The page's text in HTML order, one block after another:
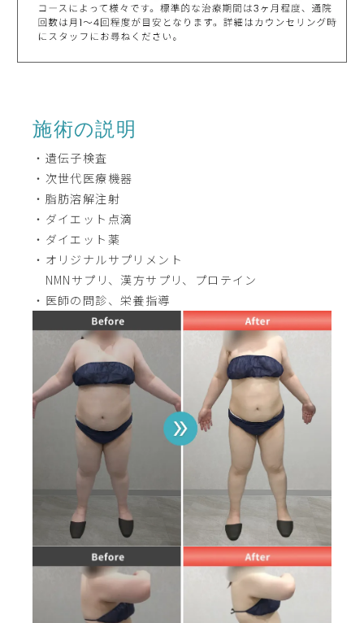
施術の説明
・遺伝子検査
・次世代医療機器
・脂肪溶解注射
・ダイエット点滴
・ダイエット薬
・オリジナルサプリメント
NMNサプリ、漢方サプリ、プロテイン
・医師の問診、栄養指導